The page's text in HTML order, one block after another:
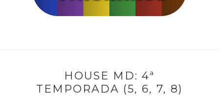
HOUSE MD: 4ª
TEMPORADA (5, 6, 7, 8)